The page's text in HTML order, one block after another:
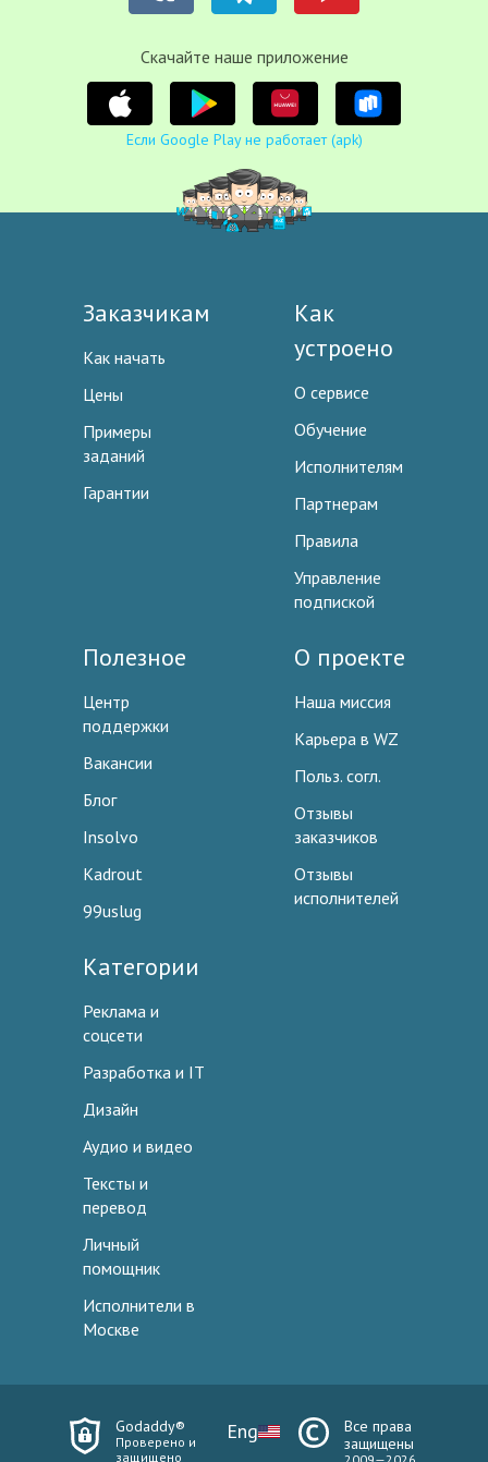
Cкачайте наше приложение
Если Google Play не работает (apk)
Заказчикам
Как начать
Цены
Примеры
заданий
Гарантии
Как
устроено
О сервисе
Обучение
Исполнителям
Партнерам
Правила
Управление
подпиской
Полезное
Центр
поддержки
Вакансии
Блог
Insolvo
Kadrout
99uslug
О проекте
Наша миссия
Карьера в WZ
Польз. согл.
Отзывы
заказчиков
Отзывы
исполнителей
Категории
Реклама и
соцсети
Разработка и IT
Дизайн
Аудио и видео
Тексты и
перевод
Личный
помощник
Исполнители в
Москве
Godaddy®
Проверено и
защищено
Eng
Все права
защищены